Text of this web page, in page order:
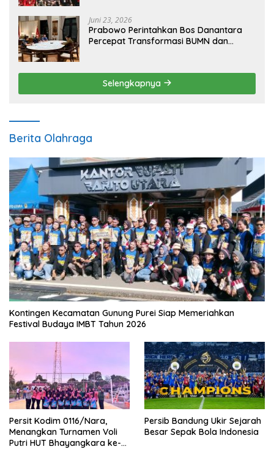
Juni 23, 2026
Prabowo Perintahkan Bos Danantara
Percepat Transformasi BUMN dan
Selengkapnya
Berita Olahraga
Kontingen Kecamatan Gunung Purei Siap Memeriahkan
Festival Budaya IMBT Tahun 2026
Persit Kodim 0116/Nara,
Menangkan Turnamen Voli
Putri HUT Bhayangkara ke-
Persib Bandung Ukir Sejarah
Besar Sepak Bola Indonesia